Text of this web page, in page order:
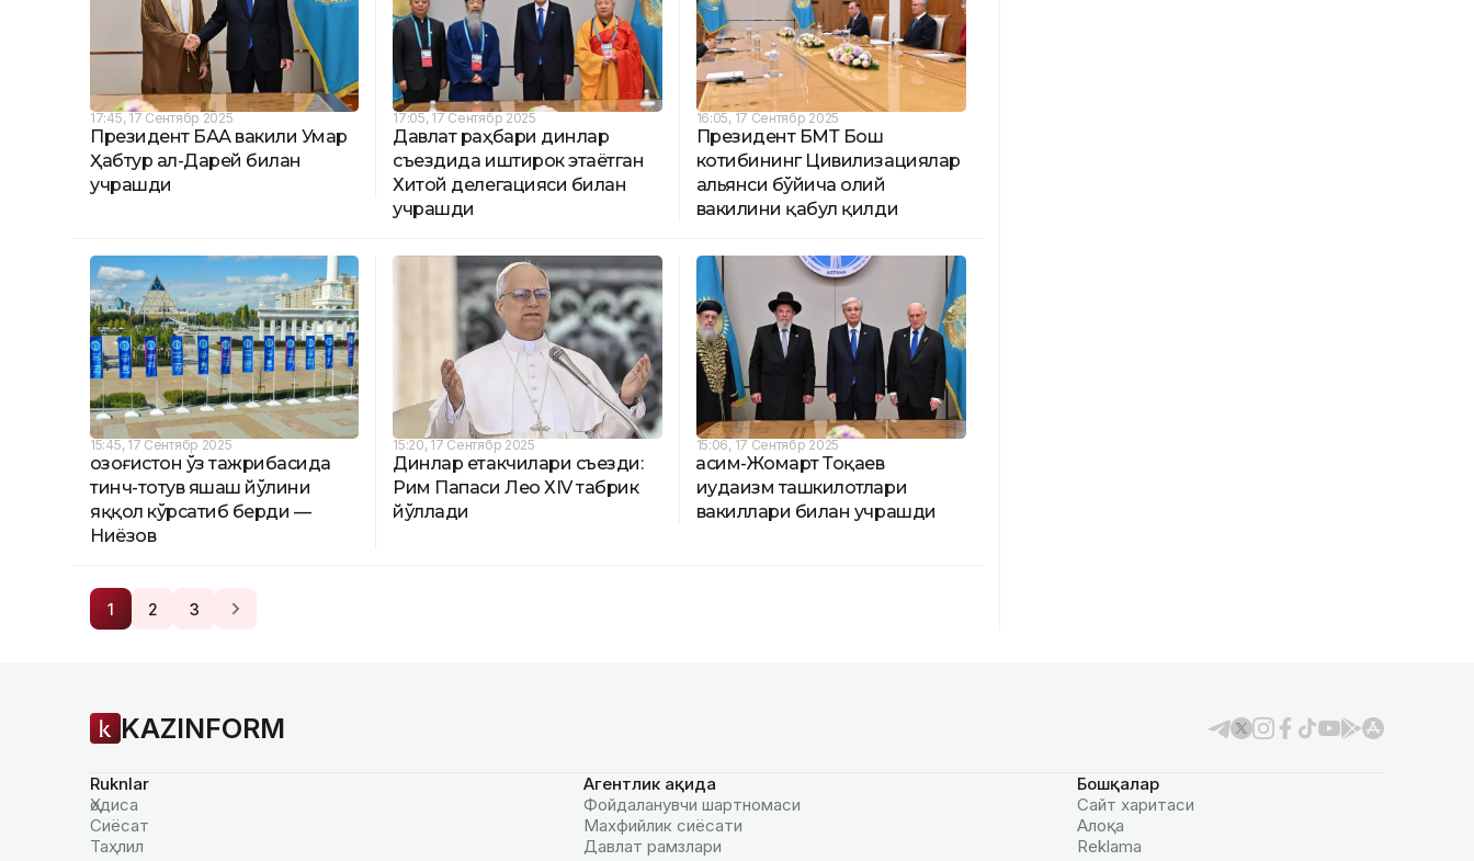
17:45, 17 Сентябр 2025
Президент БАА вакили Умар
Ҳабтур ал-Дарей билан
учрашди
17:05, 17 Сентябр 2025
Давлат раҳбари динлар
съездида иштирок этаётган
Хитой делегацияси билан
учрашди
16:05, 17 Сентябр 2025
Президент БМТ Бош
котибининг Цивилизациялар
альянси бўйича олий
вакилини қабул қилди
15:45, 17 Сентябр 2025
Қозоғистон ўз тажрибасида
тинч-тотув яшаш йўлини
яққол кўрсатиб берди —
Ниёзов
15:20, 17 Сентябр 2025
Динлар етакчилари съезди:
Рим Папаси Лео ХIV табрик
йўллади
15:06, 17 Сентябр 2025
Қасим-Жомарт Тоқаев
иудаизм ташкилотлари
вакиллари билан учрашди
1 2 3
KAZINFORM
Ruknlar
Ҳодиса
Сиёсат
Таҳлил
Агентлик ҳақида
Фойдаланувчи шартномаси
Махфийлик сиёсати
Давлат рамзлари
Бошқалар
Сайт харитаси
Алоқа
Reklamа